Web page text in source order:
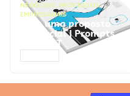
NEGÓCIOS, PROCESSOS
EMPRESARIAIS
Faça uma proposta
comercial | Prompts
ChatGPT